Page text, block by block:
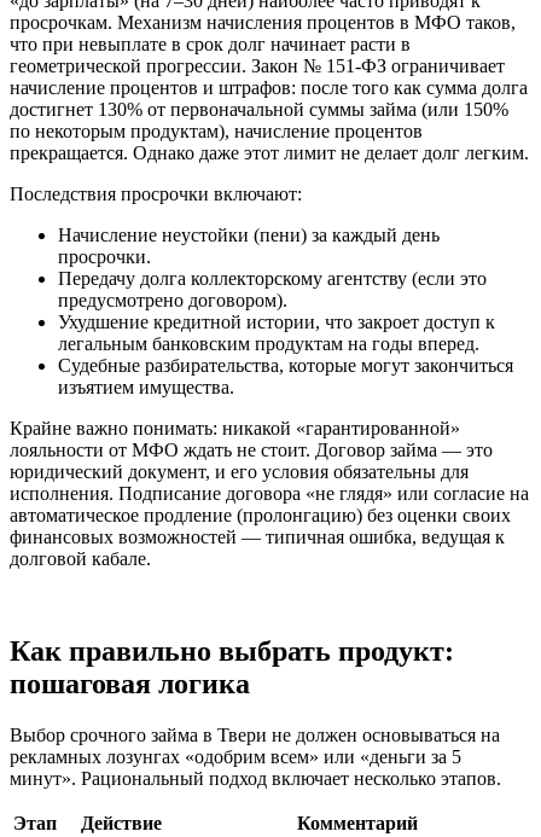
просрочкам. Механизм начисления процентов в МФО таков,
что при невыплате в срок долг начинает расти в
геометрической прогрессии. Закон № 151-ФЗ ограничивает
начисление процентов и штрафов: после того как сумма долга
достигнет 130% от первоначальной суммы займа (или 150%
по некоторым продуктам), начисление процентов
прекращается. Однако даже этот лимит не делает долг легким.
Последствия просрочки включают:
Начисление неустойки (пени) за каждый день
просрочки.
Передачу долга коллекторскому агентству (если это
предусмотрено договором).
Ухудшение кредитной истории, что закроет доступ к
легальным банковским продуктам на годы вперед.
Судебные разбирательства, которые могут закончиться
изъятием имущества.
Крайне важно понимать: никакой «гарантированной»
лояльности от МФО ждать не стоит. Договор займа — это
юридический документ, и его условия обязательны для
исполнения. Подписание договора «не глядя» или согласие на
автоматическое продление (пролонгацию) без оценки своих
финансовых возможностей — типичная ошибка, ведущая к
долговой кабале.
Как правильно выбрать продукт:
пошаговая логика
Выбор срочного займа в Твери не должен основываться на
рекламных лозунгах «одобрим всем» или «деньги за 5
минут». Рациональный подход включает несколько этапов.
Этап Действие Комментарий